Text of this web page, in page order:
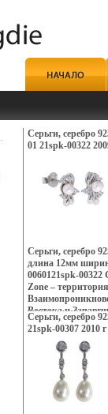
Серьги, серебро
01 21spk-00322
Серьги, серебро
длина 12мм
0060121spk-00322
Zone –
Востока и
контрастов и
Настроения
французских
индийских
рифов и
динамика моды и
это воплотилось
шедеврвощгках
Серьги, серебро
21spk-00307 2010